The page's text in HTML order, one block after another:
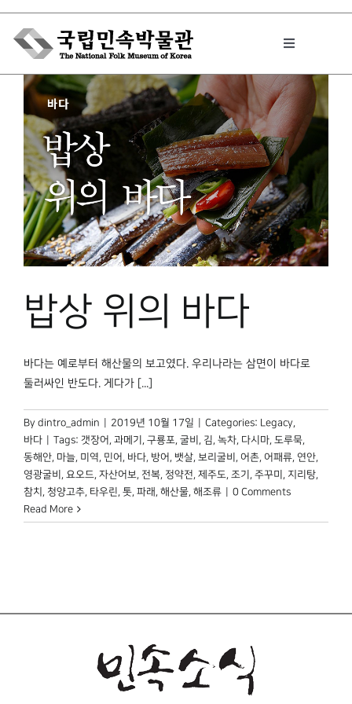
Skip
content
Toggle
박물관에서는
민속이야기
민속 인사이드
원문보기 PDF
박물관 홈페이지
밥상 위의 바다
바다는 예로부터 해산물의 보고였다. 우리나라는 삼면이 바다로
둘러싸인 반도다. 게다가 [...]
By dintro_admin 2019년 10월 17일 Categories: Legacy,
바다
Tags: 갯장어 , 과메기 , 구룡포, 굴비 , 김, 녹차, 다시마, 도루묵,
동해안, 마늘, 미역, 민어 , 바다, 방어 , 뱃살, 보리굴비 , 어촌, 어패류, 연안,
영광굴비 , 요오드, 자산어보, 전복, 정약전, 제주도, 조기 , 주꾸미 , 지리탕,
참치 , 청양고추, 타우린, 톳, 파래 , 해산물, 해조류
0 Comments
Read More